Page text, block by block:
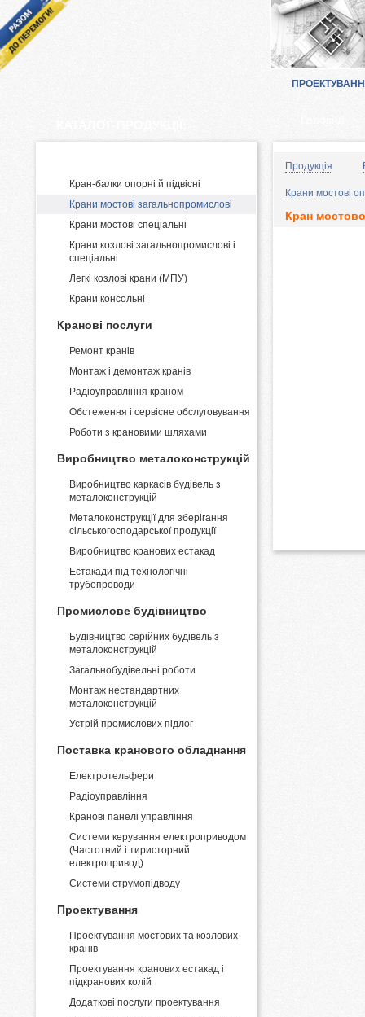
Кран-балки опорні й підвісні
Крани мостові загальнопромислові
Крани мостові спеціальні
Крани козлові загальнопромислові і
спеціальні
Легкі козлові крани (МПУ)
Крани консольні
Кранові послуги
Ремонт кранів
Монтаж і демонтаж кранів
Pадіоуправління краном
Обстеження і сервісне обслуговування
Роботи з крановими шляхами
Виробництво металоконструкцій
Виробництво каркасів будівель з
металоконструкцій
Металоконструкції для зберігання
сільськогосподарської продукції
Виробництво кранових естакад
Естакади під технологічні
трубопроводи
Промислове будівництво
Будівництво серійних будівель з
металоконструкцій
Загальнобудівельні роботи
Монтаж нестандартних
металоконструкцій
Устрій промислових підлог
Поставка кранового обладнання
Електротельфери
Радіоуправління
Кранові панелі управління
Системи керування електроприводом
(Частотний і тиристорний
електропривод)
Системи струмопідводу
Проектування
Проектування мостових та козлових
кранів
Проектування кранових естакад і
підкранових колій
Додаткові послуги проектування
Продукція
Крани мостові
Кран